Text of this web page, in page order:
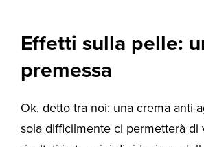
Effetti sulla pelle:
premessa
Ok, detto tra noi: una crema anti-
sola difficilmente ci permetterà di